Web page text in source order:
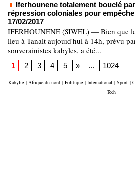
Iferhounene totalement bouclé
répression coloniales pour
17/02/2017
IFERHOUNENE (SIWEL) — Bien que
lieu à Tanalt aujourd'hui à 14h, prévu
souverainistes kabyles, a été...
1 2 3 4 5 » ... 1024
Kabylie | Afrique du nord | Politique | International | Sport |
Tech